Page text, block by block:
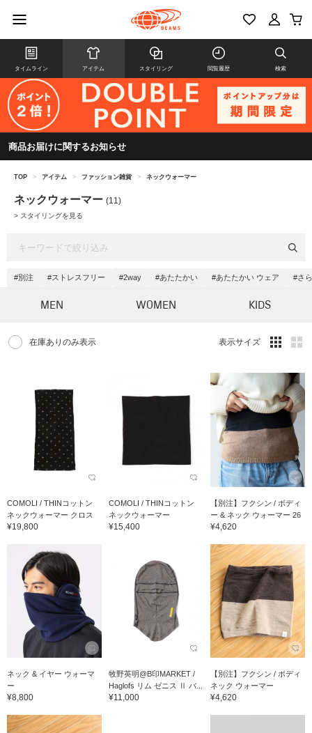
タイムライン アイテム スタイリング 閲覧履歴 検索
商品お届けに関するお知らせ
TOP > アイテム > ファッション雑貨 > ネックウォーマー
ネックウォーマー (11)
> スタイリングを見る
#別注 #ストレスフリー #2way #あたたかい #あたたかい ウェア #さ
MEN WOMEN KIDS
在庫ありのみ表示 表示サイズ
COMOLI / THINコットン
ネックウォーマー クロス
¥19,800
COMOLI / THINコットン
ネックウォーマー
¥15,400
【別注】フクシン / ボディ
ー & ネック ウォーマー 26
¥4,620
ネック & イヤー ウォーマ
ー
¥8,800
牧野英明@B印MARKET /
Haglofs リム ゼニス Ⅱ バ...
¥11,000
【別注】フクシン / ボディ
ネック ウォーマー
¥4,620